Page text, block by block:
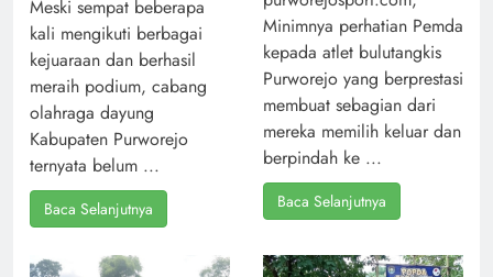
Meski sempat beberapa
kali mengikuti berbagai
kejuaraan dan berhasil
meraih podium, cabang
olahraga dayung
Kabupaten Purworejo
ternyata belum ...
Baca Selanjutnya
Minimnya perhatian Pemda
kepada atlet bulutangkis
Purworejo yang berprestasi
membuat sebagian dari
mereka memilih keluar dan
berpindah ke ...
Baca Selanjutnya